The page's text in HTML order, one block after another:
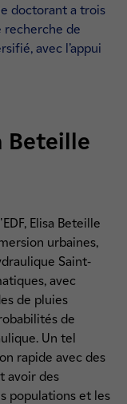
doctorant a trois
recherche de
avec l’appui
Beteille
Elisa Beteille
urbaines,
Saint-
avec
de pluies
de
Un tel
rapide avec des
avoir des
populations et les